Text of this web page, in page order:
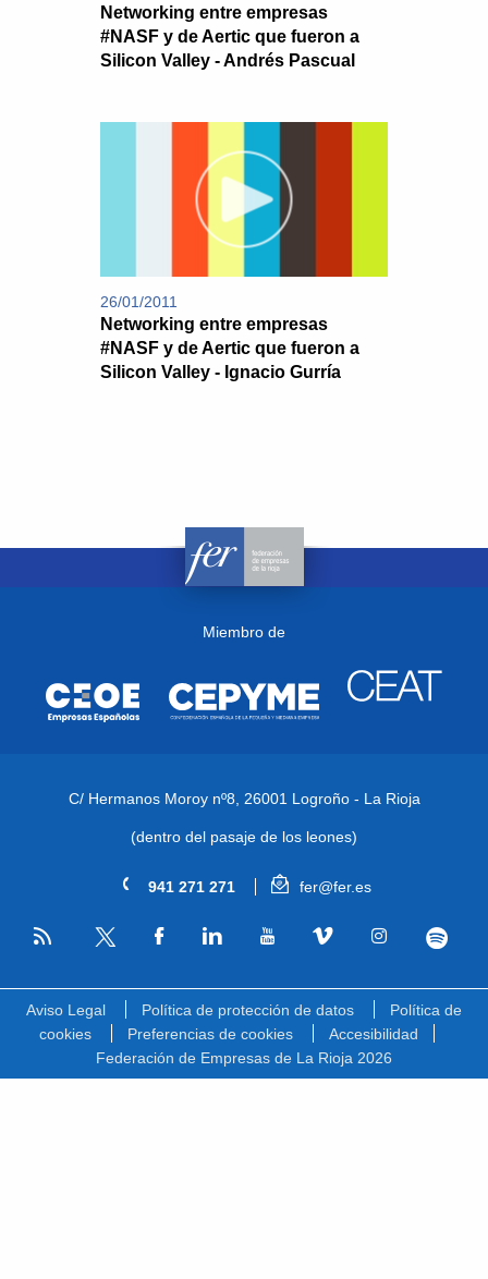
Networking entre empresas
#NASF y de Aertic que fueron a
Silicon Valley - Andrés Pascual
26/01/2011
Networking entre empresas
#NASF y de Aertic que fueron a
Silicon Valley - Ignacio Gurría
Miembro de
C/ Hermanos Moroy nº8, 26001 Logroño - La Rioja
(dentro del pasaje de los leones)
941 271 271 fer@fer.es
RSS
Aviso Legal Política de protección de datos
Política de
cookies
Preferencias de cookies
Accesibilidad
Federación de Empresas de La Rioja 2026